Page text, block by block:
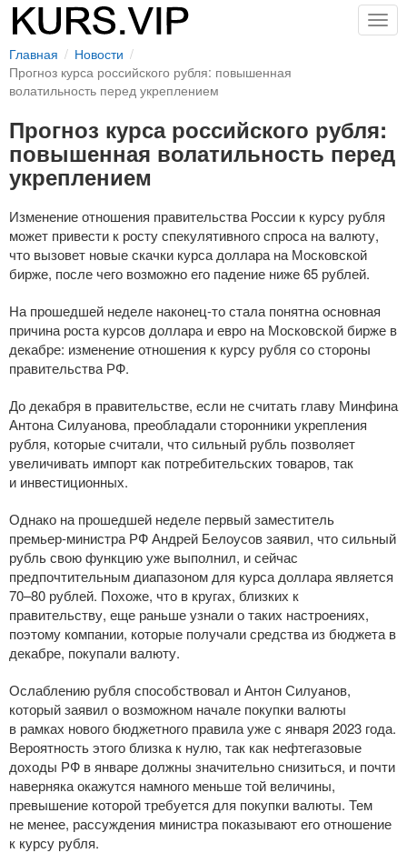
Главная
Новости
Прогноз курса российского рубля: повышенная
волатильность перед укреплением
Прогноз курса российского рубля:
повышенная волатильность перед
укреплением
Изменение отношения правительства России к курсу рубля
может привести к росту спекулятивного спроса на валюту,
что вызовет новые скачки курса доллара на Московской
бирже, после чего возможно его падение ниже 65 рублей.
На прошедшей неделе наконец-тостала понятна основная
причина роста курсов доллара и евро на Московской бирже в
декабре: изменение отношения к курсу рубля со стороны
правительства РФ.
До декабря в правительстве, если не считать главу Минфина
Антона Силуанова, преобладали сторонники укрепления
рубля, которые считали, что сильный рубль позволяет
увеличивать импорт как потребительских товаров, так
и инвестиционных.
Однако на прошедшей неделе первый заместитель
премьер-министра РФ Андрей Белоусов заявил, что сильный
рубль свою функцию уже выполнил, и сейчас
предпочтительным диапазоном для курса доллара является
70–80 рублей. Похоже, что в кругах, близких к
правительству, еще раньше узнали о таких настроениях,
поэтому компании, которые получали средства из бюджета в
декабре, покупали валюту.
Ослаблению рубля способствовал и Антон Силуанов,
который заявил о возможном начале покупки валюты
в рамках нового бюджетного правила уже с января 2023 года.
Вероятность этого близка к нулю, так как нефтегазовые
доходы РФ в январе должны значительно снизиться, и почти
наверняка окажутся намного меньше той величины,
превышение которой требуется для покупки валюты. Тем
не менее, рассуждения министра показывают его отношение
к курсу рубля.